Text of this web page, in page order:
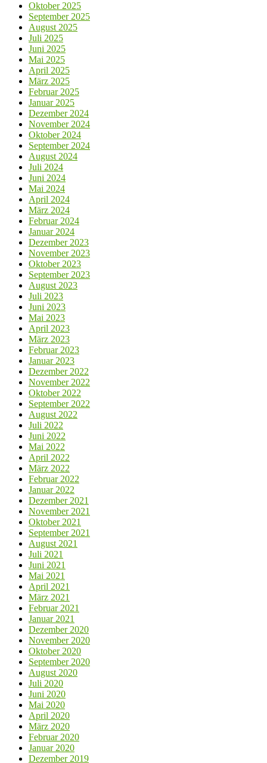
Oktober 2025
September 2025
August 2025
Juli 2025
Juni 2025
Mai 2025
April 2025
März 2025
Februar 2025
Januar 2025
Dezember 2024
November 2024
Oktober 2024
September 2024
August 2024
Juli 2024
Juni 2024
Mai 2024
April 2024
März 2024
Februar 2024
Januar 2024
Dezember 2023
November 2023
Oktober 2023
September 2023
August 2023
Juli 2023
Juni 2023
Mai 2023
April 2023
März 2023
Februar 2023
Januar 2023
Dezember 2022
November 2022
Oktober 2022
September 2022
August 2022
Juli 2022
Juni 2022
Mai 2022
April 2022
März 2022
Februar 2022
Januar 2022
Dezember 2021
November 2021
Oktober 2021
September 2021
August 2021
Juli 2021
Juni 2021
Mai 2021
April 2021
März 2021
Februar 2021
Januar 2021
Dezember 2020
November 2020
Oktober 2020
September 2020
August 2020
Juli 2020
Juni 2020
Mai 2020
April 2020
März 2020
Februar 2020
Januar 2020
Dezember 2019